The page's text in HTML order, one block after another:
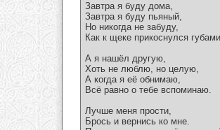
Завтра я буду дома,
Завтра я буду пьяный,
Но никогда не забуду,
Как к щеке прикоснулся
А я нашёл другую,
Хоть не люблю, но целую,
А когда я её обнимаю,
Всё равно о тебе вспоминаю.
Лучше меня прости,
Брось и вернись ко мне.